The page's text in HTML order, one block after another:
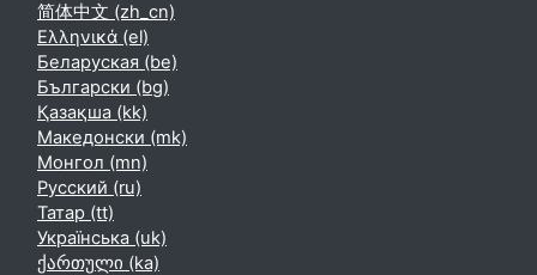
简体中文 ‎(zh_cn)‎
Ελληνικά ‎(el)‎
Беларуская ‎(be)‎
Български ‎(bg)‎
Қазақша ‎(kk)‎
Македонски ‎(mk)‎
Монгол ‎(mn)‎
Русский ‎(ru)‎
Татар ‎(tt)‎
Українська ‎(uk)‎
ქართული ‎(ka)‎